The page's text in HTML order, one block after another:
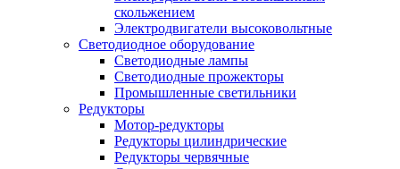
скольжением
Электродвигатели высоковольтные
Светодиодное оборудование
Светодиодные лампы
Светодиодные прожекторы
Промышленные светильники
Редукторы
Мотор-редукторы
Редукторы цилиндрические
Редукторы червячные